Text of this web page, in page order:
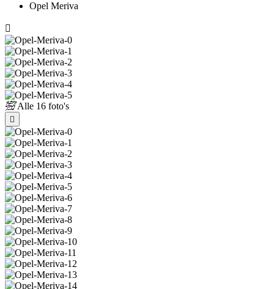
Opel Meriva
Alle 16 foto's